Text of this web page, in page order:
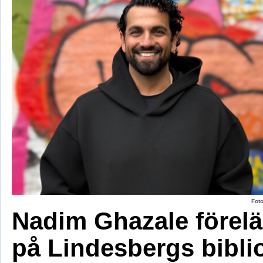
Nadim Ghazale
på Lindesbergs